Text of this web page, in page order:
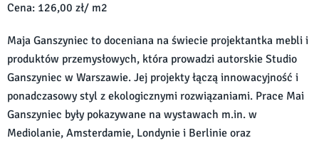
Cena: 126,00 zł/ m2
Maja Ganszyniec to doceniana na świecie projektantka mebli i
produktów przemysłowych, która prowadzi autorskie Studio
Ganszyniec w Warszawie. Jej projekty łączą innowacyjność i
ponadczasowy styl z ekologicznymi rozwiązaniami. Prace Mai
Ganszyniec były pokazywane na wystawach m.in. w
Mediolanie, Amsterdamie, Londynie i Berlinie oraz